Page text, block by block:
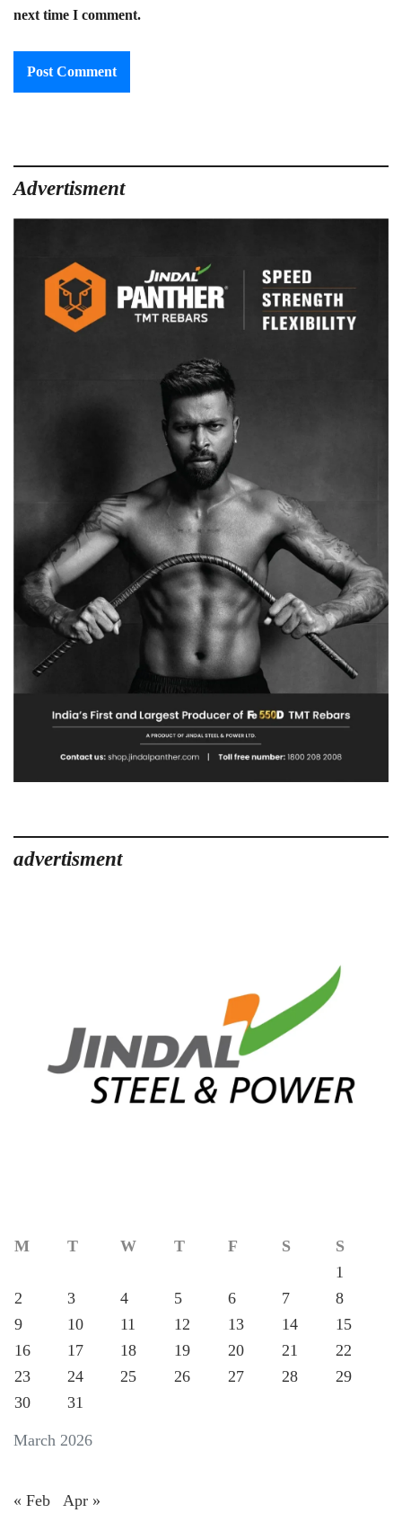
next time I comment.
Advertisment
advertisment
March 2026
M T W T F S
S
1
2
3 4 5 6 7
8
9
10 11 12 13 14
15
16
17 18 19 20 21
22
23
24 25 26 27 28
29
30
31
« Feb Apr »